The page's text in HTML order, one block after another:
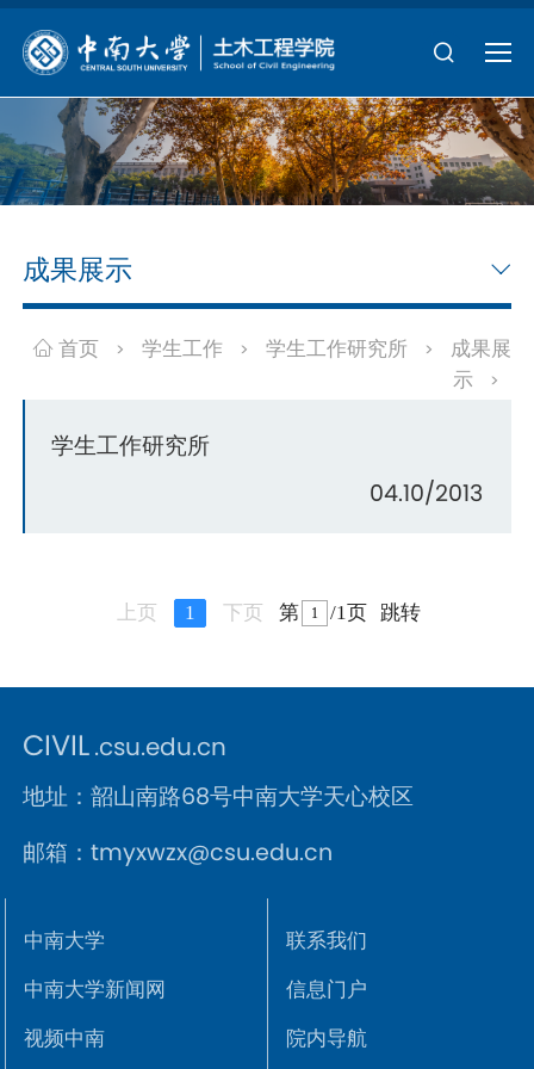
成果展示
首页 > 学生工作 > 学生工作研究所 >
成果展
示
>
学生工作研究所
04.10/2013
上页 1 下页 第 /1页 跳转
CIVIL.csu.edu.cn
地址：韶山南路68号中南大学天心校区
邮箱：tmyxwzx@csu.edu.cn
中南大学
中南大学新闻网
视频中南
联系我们
信息门户
院内导航